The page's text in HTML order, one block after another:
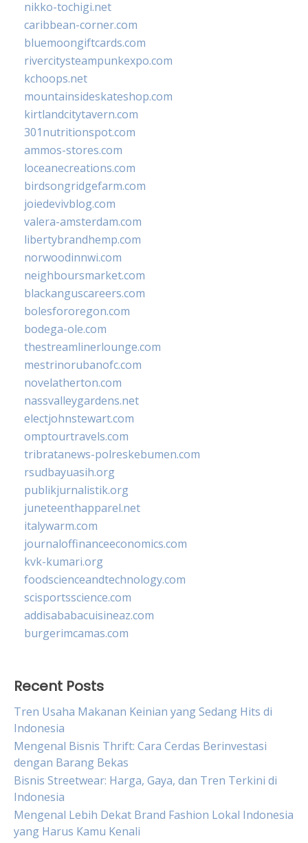
nikko-tochigi.net
caribbean-corner.com
bluemoongiftcards.com
rivercitysteampunkexpo.com
kchoops.net
mountainsideskateshop.com
kirtlandcitytavern.com
301nutritionspot.com
ammos-stores.com
loceanecreations.com
birdsongridgefarm.com
joiedevivblog.com
valera-amsterdam.com
libertybrandhemp.com
norwoodinnwi.com
neighboursmarket.com
blackanguscareers.com
bolesfororegon.com
bodega-ole.com
thestreamlinerlounge.com
mestrinorubanofc.com
novelatherton.com
nassvalleygardens.net
electjohnstewart.com
omptourtravels.com
tribratanews-polreskebumen.com
rsudbayuasih.org
publikjurnalistik.org
juneteenthapparel.net
italywarm.com
journaloffinanceeconomics.com
kvk-kumari.org
foodscienceandtechnology.com
scisportsscience.com
addisababacuisineaz.com
burgerimcamas.com
Recent Posts
Tren Usaha Makanan Keinian yang Sedang Hits di
Indonesia
Mengenal Bisnis Thrift: Cara Cerdas Berinvestasi
dengan Barang Bekas
Bisnis Streetwear: Harga, Gaya, dan Tren Terkini di
Indonesia
Mengenal Lebih Dekat Brand Fashion Lokal Indonesia
yang Harus Kamu Kenali